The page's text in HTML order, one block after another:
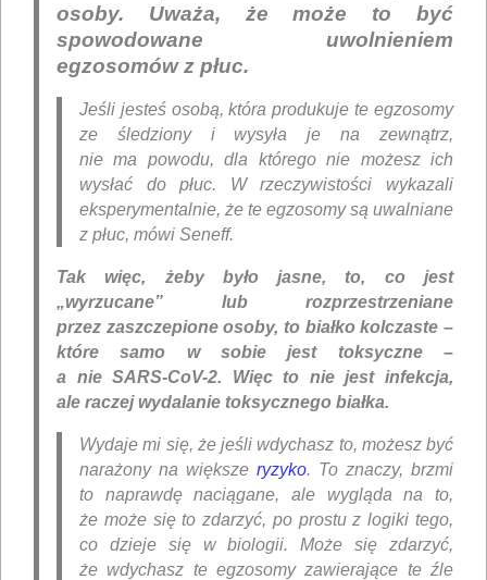
osoby. Uważa, że ​​może to być
spowodowane uwolnieniem
egzosomów z płuc.
Jeśli jesteś osobą, która produkuje te egzosomy
ze śledziony i wysyła je na zewnątrz,
nie ma powodu, dla którego nie możesz ich
wysłać do płuc. W rzeczywistości wykazali
eksperymentalnie, że te egzosomy są uwalniane
z płuc, mówi Seneff.
Tak więc, żeby było jasne, to, co jest
„wyrzucane” lub rozprzestrzeniane
przez zaszczepione osoby, to białko kolczaste –
które samo w sobie jest toksyczne –
a nie SARS-CoV-2. Więc to nie jest infekcja,
ale raczej wydalanie toksycznego białka.
Wydaje mi się, że jeśli wdychasz to, możesz być
narażony na większe ryzyko. To znaczy, brzmi
to naprawdę naciągane, ale wygląda na to,
że może się to zdarzyć, po prostu z logiki tego,
co dzieje się w biologii. Może się zdarzyć,
że wdychasz te egzosomy zawierające te źle